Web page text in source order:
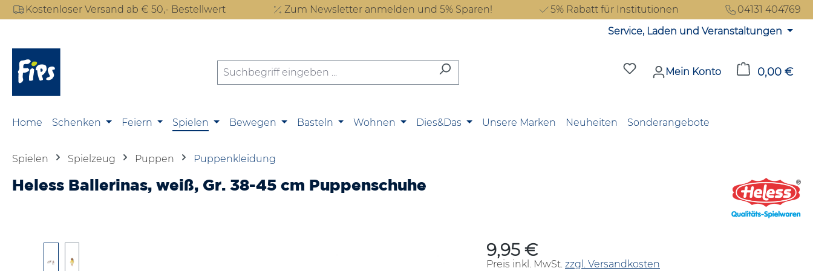
Hauptinhalt springen
Zur Suche springen
Zur Hauptnavigation springen
Kostenloser Versand ab € 50,- Bestellwert Zum Newsletter anmelden und 5% Sparen! 5% Rabatt für Institutionen
04131 404769
Service, Laden und Veranstaltungen
Du hast 0 Produkte auf dem
Mein Konto 0,00 €
Home Schenken Feiern Spielen Bewegen Basteln Wohnen Dies&Das Unsere Marken Neuheiten Sonderangebote
Spielen Spielzeug Puppen Puppenkleidung
Heless Ballerinas, weiß, Gr. 38-45 cm Puppenschuhe
Regulärer Preis:
9,95 €
Preis inkl. MwSt. zzgl. Versandkosten